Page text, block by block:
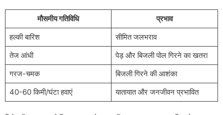
मौसमीय गतिविधि
प्रभाव
हल्की बारिश
सीमित जलभराव
तेज आंधी
पेड़ और बिजली पोल गिरने का खतरा
गरज-चमक
बिजली गिरने की आशंका
40-60 किमी/घंटा हवाएं
यातायात और जनजीवन प्रभावित